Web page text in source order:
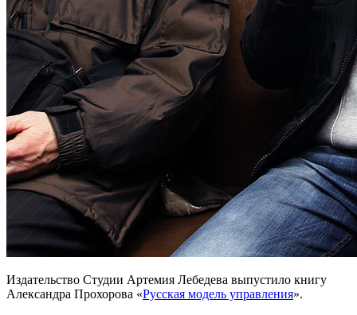
Издательство Студии Артемия Лебедева выпустило книгу
Александра Прохорова «Русская модель управления».